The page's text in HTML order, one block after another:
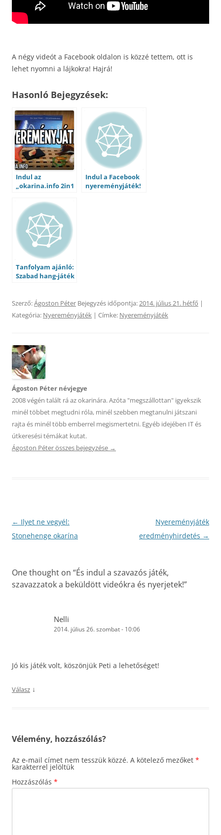
A négy videót a Facebook oldalon is közzé tettem, ott is
lehet nyomni a lájkokra! Hajrá!
Hasonló Bejegyzések:
Indul az
„okarina.info 2in1
Indul a Facebook
nyereményjáték!
Tanfolyam ajánló:
Szabad hang-játék
Szerző:Ágoston Péter Bejegyzés időpontja:2014. július 21. hétfő |
Kategória: Nyereményjáték | Címke: Nyereményjáték
Ágoston Péter névjegye
2008 végén talált rá az okarinára. Azóta "megszállottan" igyekszik
minél többet megtudni róla, minél szebben megtanulni játszani
rajta és minél több emberrel megismertetni. Egyéb idejében IT és
útkeresési témákat kutat.
Ágoston Péter összes bejegyzése →
Bejegyzés
navigáció
← Ilyet ne vegyél:
Stonehenge okarína
Nyereményjáték
eredményhirdetés →
One thought on “És indul a szavazós játék,
szavazzatok a beküldött videókra és nyerjetek!”
Nelli
2014. július 26. szombat - 10:06
Jó kis játék volt, köszönjük Peti a lehetőséget!
Válasz ↓
Vélemény, hozzászólás?
Az e-mail címet nem tesszük közzé. A kötelező mezőket *
karakterrel jelöltük
Hozzászólás *